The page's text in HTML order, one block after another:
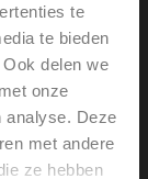
te
te bieden
delen we
onze
analyse. Deze
met andere
ze hebben
€ 20,00